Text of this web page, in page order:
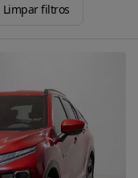
Limpar filtros